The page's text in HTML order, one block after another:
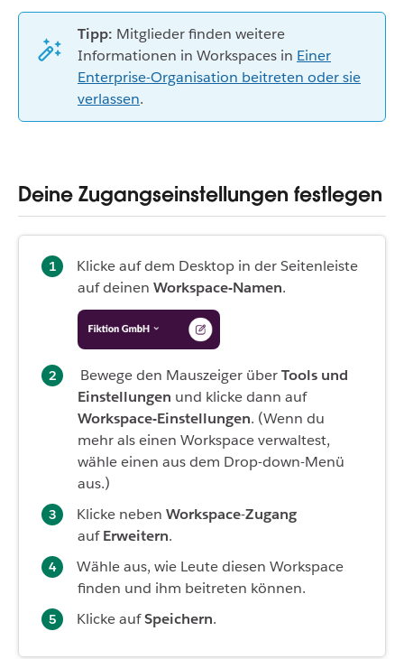
Tipp: Mitglieder finden weitere
Informationen in Workspaces in Einer
Enterprise-Organisation beitreten oder sie
verlassen.
Deine Zugangseinstellungen festlegen
Klicke auf dem Desktop in der Seitenleiste
auf deinen Workspace-Namen.
Bewege den Mauszeiger überTools und
Einstellungen und klicke dann auf
Workspace-Einstellungen. (Wenn du
mehr als einen Workspace verwaltest,
wähle einen aus dem Drop-down-Menü
aus.)
Klicke neben Workspace-Zugang
aufErweitern.
Wähle aus, wie Leute diesen Workspace
finden und ihm beitreten können.
Klicke aufSpeichern.